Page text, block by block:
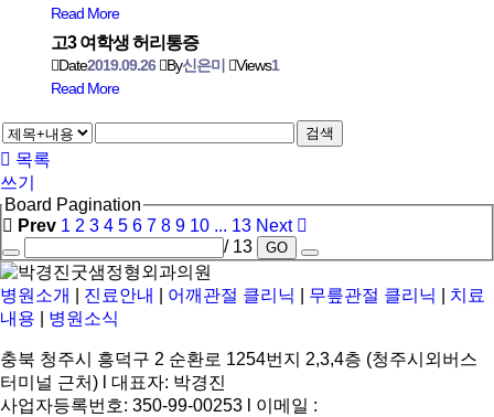
Read More
고3 여학생 허리통증
Date2019.09.26 By신은미 Views1
Read More
검색
목록
쓰기
Board Pagination
Prev 1 2 3 4 5 6 7 8 9 10 ... 13 Next
/ 13
GO
병원소개 진료안내 어깨관절 클리닉 무릎관절 클리닉
치료
내용
병원소식
충북 청주시 흥덕구 2 순환로 1254번지 2,3,4층 (청주시외버스
터미널 근처) l 대표자: 박경진
사업자등록번호: 350-99-00253 l 이메일 :